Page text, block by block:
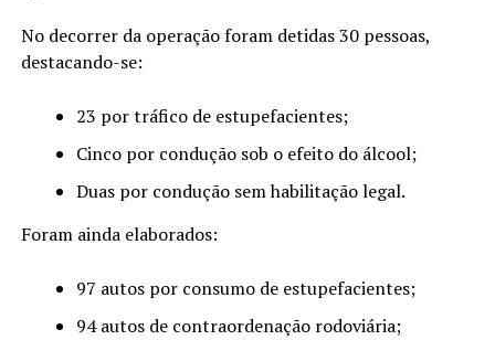
No decorrer da operação foram detidas 30 pessoas,
destacando-se:
23 por tráfico de estupefacientes;
Cinco por condução sob o efeito do álcool;
Duas por condução sem habilitação legal.
Foram ainda elaborados:
97 autos por consumo de estupefacientes;
94 autos de contraordenação rodoviária;